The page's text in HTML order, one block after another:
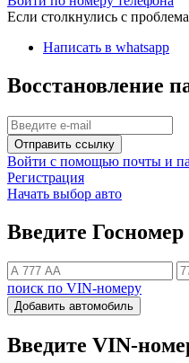
Если столкнулись с
Написать в whatsapp
Восстановление
Отправить ссылку
Войти с помощью почты и
Регистрация
Начать выбор авто
Введите Госномер
поиск по VIN-номеру
Добавить автомобиль
Введите VIN-